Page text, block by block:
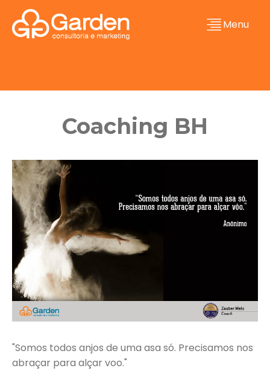
Menu
Coaching BH
"Somos todos anjos de uma asa só. Precisamos nos
abraçar para alçar voo."